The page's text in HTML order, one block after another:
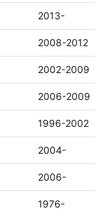
2013-
2008-2012
2002-2009
2006-2009
1996-2002
2004-
2006-
1976-